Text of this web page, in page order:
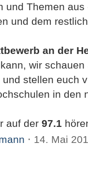
und Themen
und dem
an der
wir
und stellen euch
in den
auf der 97.1
⋅ 14. Mai